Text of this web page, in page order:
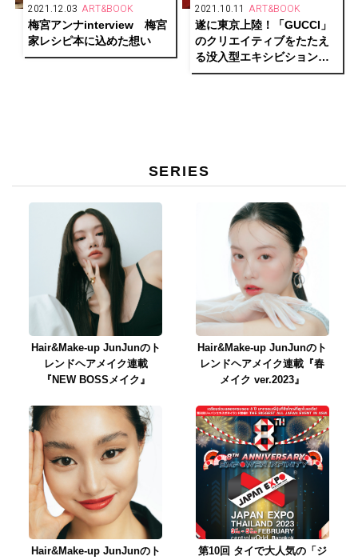
2021.12.03 ART&BOOK
梅宮アンナinterview 梅宮
家レシピ本に込めた想い
2021.10.11 ART&BOOK
遂に東京上陸！「GUCCI」
のクリエイティブをたたえ
る没入型エキシビション
「Gucci Garden
SERIES
Hair&Make-up JunJunのト
レンドヘアメイク連載
『NEW BOSSメイク』
Hair&Make-up JunJunのト
レンドヘアメイク連載『春
メイク ver.2023』
Hair&Make-up JunJunのト
第10回 タイで大人気の「ジ